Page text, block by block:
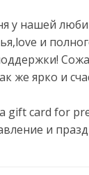
у нашей
и
же ярко и
card for
и